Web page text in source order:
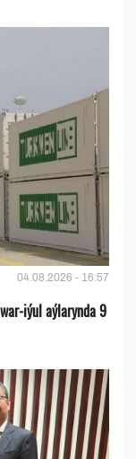
04.08.2026 - 16:57
iýul aýlarynda 9